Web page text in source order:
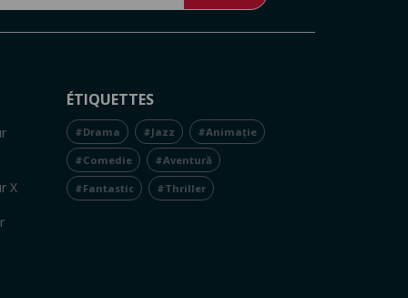
X
ÉTIQUETTES
#Drama #Jazz #Animație
#Comedie #Aventură
#Fantastic #Thriller